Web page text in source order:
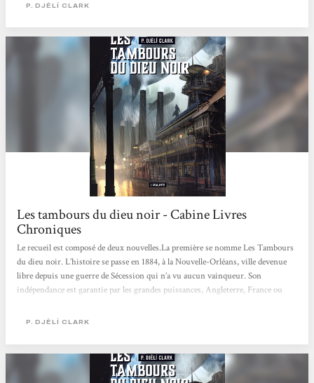
P. DJÈLÍ CLARK
Les tambours du dieu noir - Cabine Livres
Chroniques
Le recueil est composé de deux nouvelles.La première se nomme Les Tambours
du dieu noir. L’histoire se passe en 1884, à la Nouvelle-Orléans, ville devenue
libre depuis une guerre de Sécession qui n’a vu aucun vainqueur. Son
indépendance est garantie par les grandes puissances, Angleterre, France ou
une arme terrible, dont le nom de code était les tambours du dieu noir. Elle
afin de couler l’escadre navale envoyée...
P. DJÈLÍ CLARK